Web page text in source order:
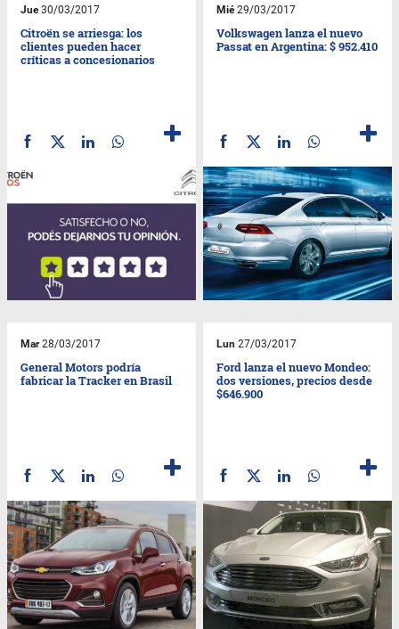
Jue30/03/2017
Citroën se arriesga: los
clientes pueden hacer
críticas a concesionarios
Mié29/03/2017
Volkswagen lanza el nuevo
Passat en Argentina: $ 952.410
Mar28/03/2017
General Motors podría
fabricar la Tracker en Brasil
Lun 27/03/2017
Ford lanza el nuevo Mondeo:
dos versiones, precios desde
$646.900